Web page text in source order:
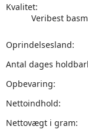
Kvalitet:
Veribest
Oprindelsesland:
Antal dages
Opbevaring:
Nettoindhold:
Nettovægt i gram: